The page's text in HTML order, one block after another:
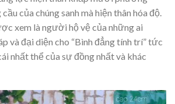
của chúng sanh mà hiện thân hóa độ.
xem là người hộ vệ của những ai
và đại diện cho “Bình đẳng tính trí” tức
nhất thể của sự đồng nhất và khác